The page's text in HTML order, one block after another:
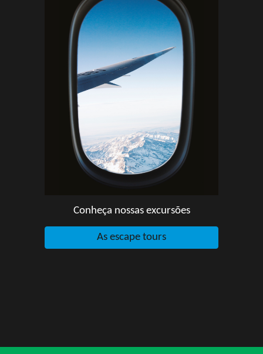
Conheça nossas excursões
As escape tours